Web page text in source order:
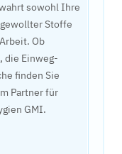
sowohl Ihre
Stoffe
Ob
die Einweg-
finden Sie
Partner für
GMI.